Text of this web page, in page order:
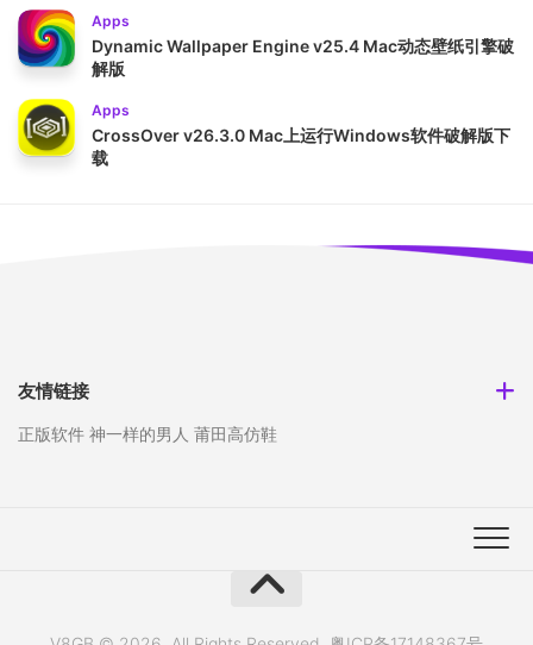
Apps
Dynamic Wallpaper Engine v25.4 Mac动态壁纸引擎破
解版
Apps
CrossOver v26.3.0 Mac上运行Windows软件破解版下
载
友情链接
正版软件 神一样的男人 莆田高仿鞋